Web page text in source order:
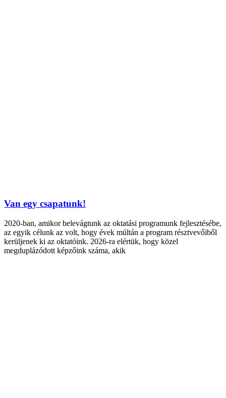
Van egy csapatunk!
2020-ban, amikor belevágtunk az oktatási programunk fejlesztésébe,
az egyik célunk az volt, hogy évek múltán a program résztvevőiből
kerüljenek ki az oktatóink. 2026-ra elértük, hogy közel
megduplázódott képzőink száma, akik